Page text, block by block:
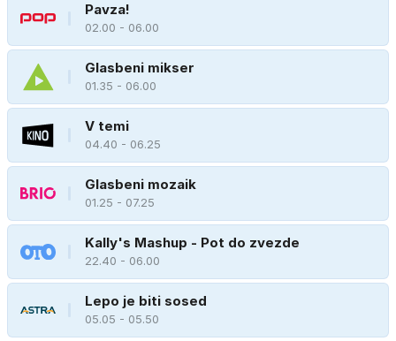
Pavza!
02.00 - 06.00
Glasbeni mikser
01.35 - 06.00
V temi
04.40 - 06.25
Glasbeni mozaik
01.25 - 07.25
Kally's Mashup - Pot do zvezde
22.40 - 06.00
Lepo je biti sosed
05.05 - 05.50